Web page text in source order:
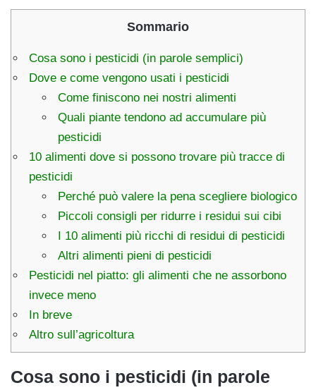
Sommario
Cosa sono i pesticidi (in parole semplici)
Dove e come vengono usati i pesticidi
Come finiscono nei nostri alimenti
Quali piante tendono ad accumulare più
pesticidi
10 alimenti dove si possono trovare più tracce di
pesticidi
Perché può valere la pena scegliere biologico
Piccoli consigli per ridurre i residui sui cibi
I 10 alimenti più ricchi di residui di pesticidi
Altri alimenti pieni di pesticidi
Pesticidi nel piatto: gli alimenti che ne assorbono
invece meno
In breve
Altro sull’agricoltura
Cosa sono i pesticidi (in parole